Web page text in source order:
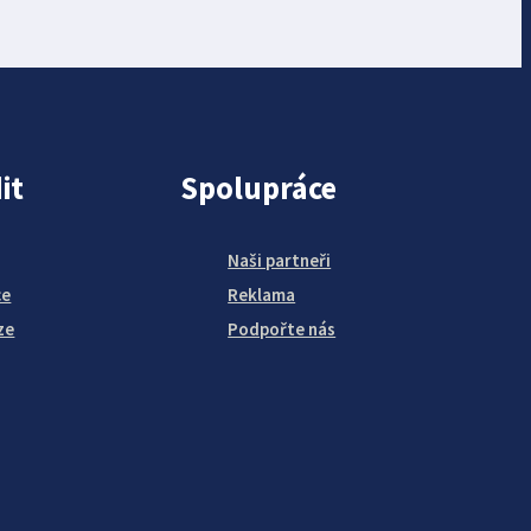
Spolupráce
Naši partneři
Reklama
Podpořte nás